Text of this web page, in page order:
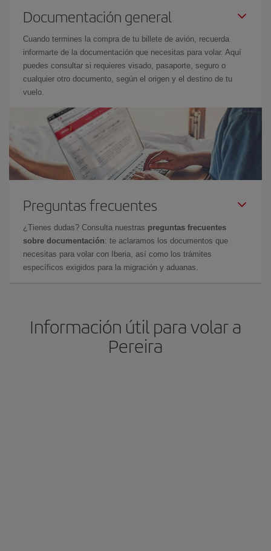
Documentación general
Cuando termines la compra de tu billete de avión, recuerda
informarte de la documentación que necesitas para volar. Aquí
puedes consultar si requieres visado, pasaporte, seguro o
cualquier otro documento, según el origen y el destino de tu
vuelo.
Preguntas frecuentes
¿Tienes dudas? Consulta nuestras preguntas frecuentes
sobre documentación: te aclaramos los documentos que
necesitas para volar con Iberia, así como los trámites
específicos exigidos para la migración y aduanas.
Información útil para volar a
Pereira